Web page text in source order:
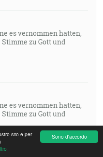
Sono d'accordo
sito e per
es vernommen hatten,
zu Gott und
es vernommen hatten,
zu Gott und